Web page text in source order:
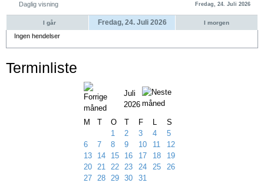
Daglig visning Fredag, 24. Juli 2026
I går Fredag, 24. Juli 2026 I morgen
Ingen hendelser
Terminliste
Juli
2026
M
T O T F L
S
1
2 3 4
5
6
7 8 9 10 11
12
13
14 15 16 17 18
19
20
21 22 23 24 25
26
27
28 29 30 31